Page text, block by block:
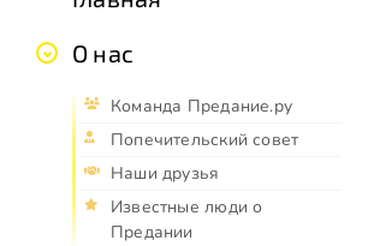
О нас
Команда Предание.ру
Попечительский совет
Наши друзья
Известные люди о
Предании